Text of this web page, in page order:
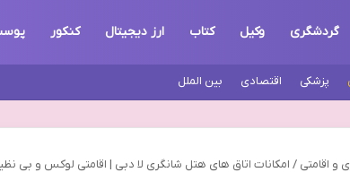
گردشگری وکیل کتاب ارز دیجیتال کنکور
پزشکی اقتصادی بین الملل
و اقامتی / امکانات اتاق های هتل شانگری لا دبی | اقامتی لوکس و بی